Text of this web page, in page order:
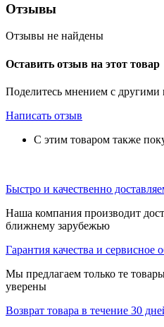
Отзывы
Отзывы не найдены
Оставить отзыв на этот товар
Поделитесь мнением с другими
Написать отзыв
С этим товаром также
Быстро и качественно
Наша компания производит
ближнему зарубежью
Гарантия качества и сервисное
Мы предлагаем только те
уверены
Возврат товара в течение 30